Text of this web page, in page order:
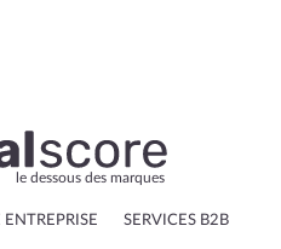
le dessous des marques
SERVICES B2B